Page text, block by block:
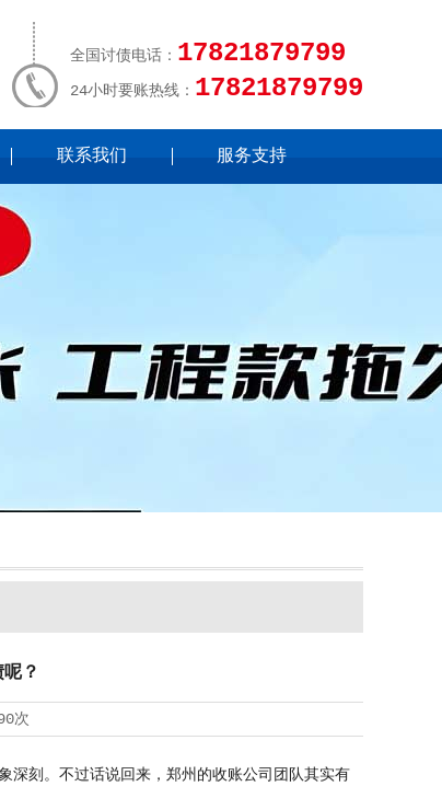
全国讨债电话： 17821879799
24小时要账热线： 17821879799
联系我们 服务支持
？
次
深刻。不过话说回来，郑州的收账公司团队其实有